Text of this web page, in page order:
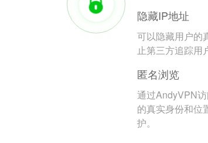
隐藏IP地址
可以隐藏用户的
止第三方追踪用
匿名浏览
通过AndyVPN
的真实身份和位
护。